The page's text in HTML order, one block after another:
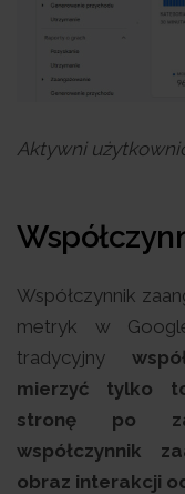
Aktywni
Współczynnik
metryk w
tradycyjny
mierzyć tylko
stronę po
współczynnik
obraz interakcji